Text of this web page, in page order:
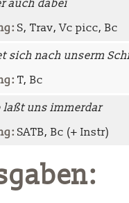
auch dabei
S, Trav, Vc picc, Bc
sich nach unserm
T, Bc
laßt uns immerdar
SATB, Bc (+ Instr)